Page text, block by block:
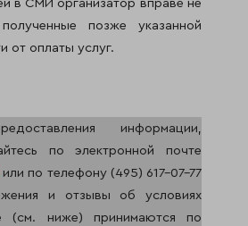
в СМИ организатор вправе не
позже указанной
от оплаты услуг.
информации,
по электронной почте
или по телефону (495) 617-07-77
и отзывы об условиях
(см. ниже) принимаются по